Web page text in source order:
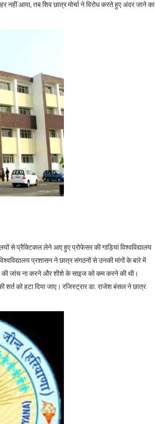
आया, तब शिव छात्र मोर्चा ने विरोध करते हुए अंदर जाने का
से प्रैक्टिकल लेने आए हुए प्रोफेसर की गाड़ियां विश्वविद्यालय
प्रशासन ने छात्र संगठनों से उनकी मांगों के बारे में
की जांच ना करने और शीशे के साइज को कम करने की थी।
शर्त को हटा दिया जाए। रजिस्ट्रार डा. राजेश बंसल ने छात्र